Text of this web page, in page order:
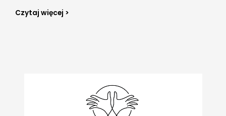
Czytaj więcej >